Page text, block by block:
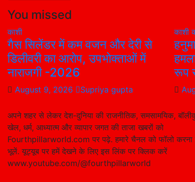
You missed
काशी
गैस सिलेंडर में कम वजन और देरी से
डिलीवरी का आरोप, उपभोक्ताओं में
नाराजगी -2026
August 9, 2026 Supriya gupta
काशी
रूप
अपने शहर से लेकर देश-दुनिया की राजनीतिक, समसामयिक,
खेल, धर्म, आध्यात्म और व्यापार जगत की ताजा खबरों को
Fourthpillarworld.com पर पढ़े. हमारे चैनल को फॉलो करना
भूलें. यूट्यूब पर हमें देखने के लिए इस लिंक पर क्लिक करें
www.youtube.com/@fourthpillarworld